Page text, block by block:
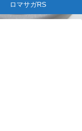
ロマサガRS